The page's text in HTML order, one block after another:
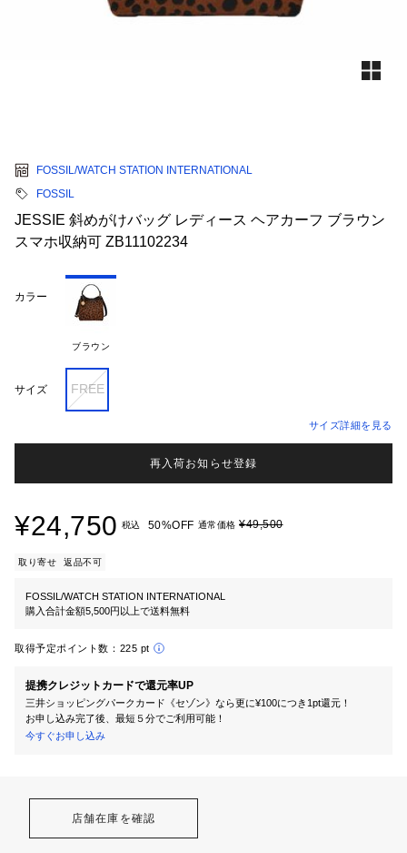
FOSSIL/WATCH STATION INTERNATIONAL
FOSSIL
JESSIE 斜めがけバッグ レディース ヘアカーフ ブラウン
スマホ収納可 ZB11102234
カラー
ブラウン
サイズ FREE
サイズ詳細を見る
再入荷お知らせ登録
¥24,750 税込 50%OFF 通常価格 ¥49,500
取り寄せ 返品不可
FOSSIL/WATCH STATION INTERNATIONAL
購入合計金額5,500円以上で送料無料
取得予定ポイント数： 225 pt
提携クレジットカードで還元率UP
三井ショッピングパークカード《セゾン》なら更に¥100につき1pt還元！
お申し込み完了後、最短５分でご利用可能！
今すぐお申し込み
店舗在庫を確認